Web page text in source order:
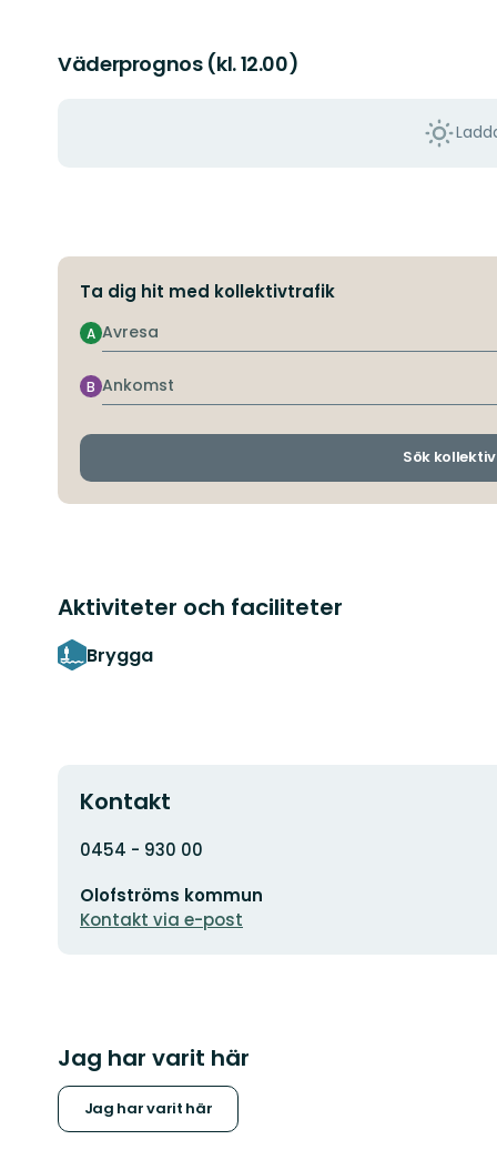
Väderprognos (kl. 12.00)
Ta dig hit med kollektivtrafik
Avresa
A
Ankomst
B
Sök
Aktiviteter och faciliteter
Brygga
Kontakt
Adress
0454 - 930 00
postadress
Olofströms kommun
Kontakt via e-post
Jag har varit här
Jag har varit här